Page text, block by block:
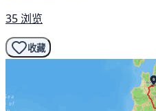
35 浏览
收藏